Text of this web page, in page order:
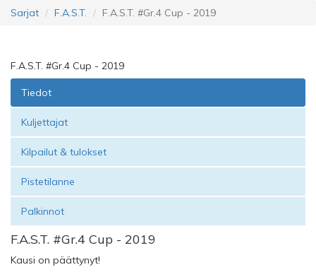
Sarjat F.A.S.T. F.A.S.T. #Gr.4 Cup - 2019
F.A.S.T. #Gr.4 Cup - 2019
Tiedot
Kuljettajat
Kilpailut & tulokset
Pistetilanne
Palkinnot
F.A.S.T. #Gr.4 Cup - 2019
Kausi on päättynyt!